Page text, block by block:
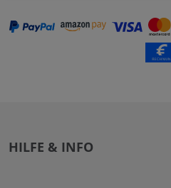
HILFE & INFO